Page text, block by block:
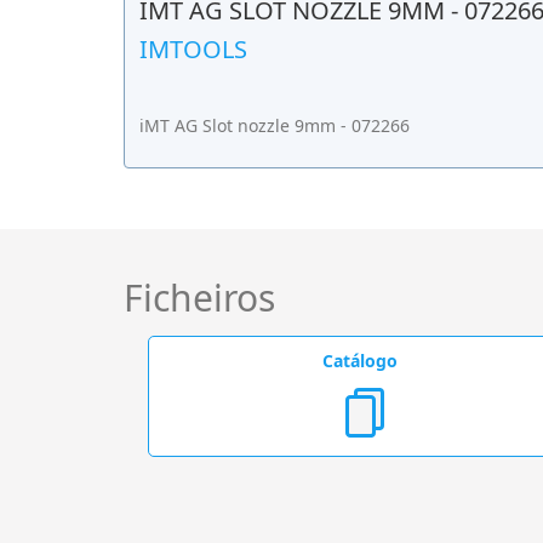
IMT AG SLOT NOZZLE 9MM - 072266
IMTOOLS
iMT AG Slot nozzle 9mm - 072266
Ficheiros
Catálogo